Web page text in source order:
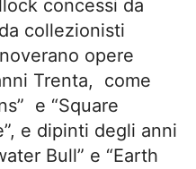
concessi da
collezionisti
opere
Trenta, come
e “Square
e dipinti degli anni
Bull” e “Earth